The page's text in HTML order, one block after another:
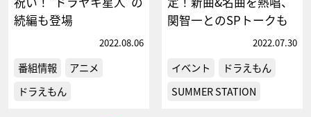
続編も登場
2022.08.06
番組情報
アニメ
ドラえもん
関智一とのSPトークも
2022.07.30
イベント
ドラえもん
SUMMER STATION